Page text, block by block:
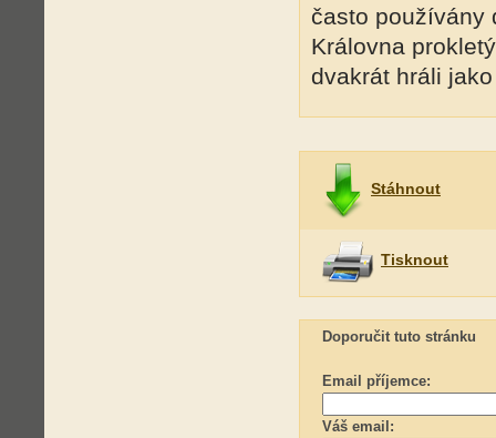
často používány
Královna
dvakrát hráli
Stáhnout
Tisknout
Doporučit tuto stránku
Email příjemce:
Váš email: